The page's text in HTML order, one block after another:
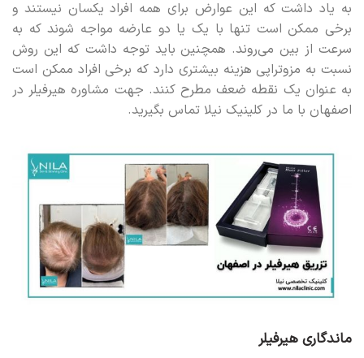
به یاد داشت که این عوارض برای همه افراد یکسان نیستند و
برخی ممکن است تنها با یک یا دو عارضه مواجه شوند که به
سرعت از بین می‌روند. همچنین باید توجه داشت که این روش
نسبت به مزوتراپی هزینه بیشتری دارد که برخی افراد ممکن است
به عنوان یک نقطه ضعف مطرح کنند. جهت مشاوره هیرفیلر در
اصفهان با ما در کلینیک نیلا تماس بگیرید.
ماندگاری هیرفیلر